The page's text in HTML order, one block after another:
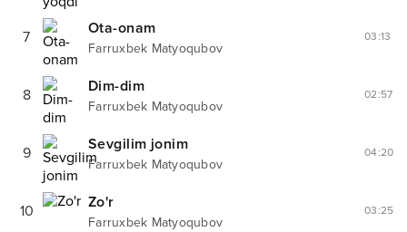
7 Ota-onam
Farruxbek Matyoqubov
03:13
8 Dim-dim
Farruxbek Matyoqubov
02:57
9 Sevgilim jonim
Farruxbek Matyoqubov
04:20
10 Zo'r
Farruxbek Matyoqubov
03:25